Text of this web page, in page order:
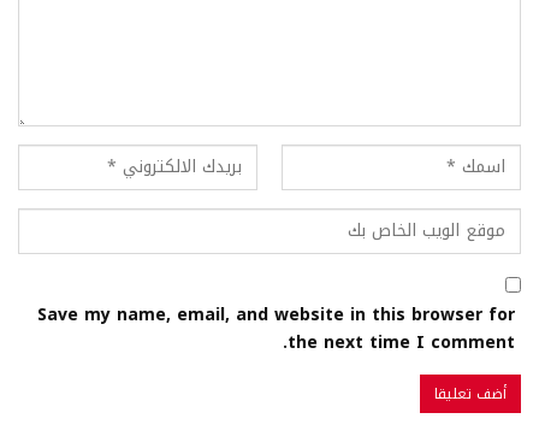
Save my name, email, and website in this browser for
the next time I comment.